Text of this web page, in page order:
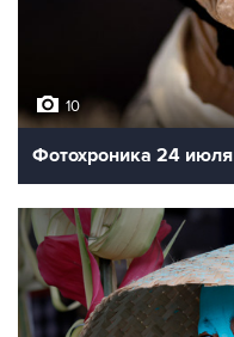
10
Фотохроника 24 июля